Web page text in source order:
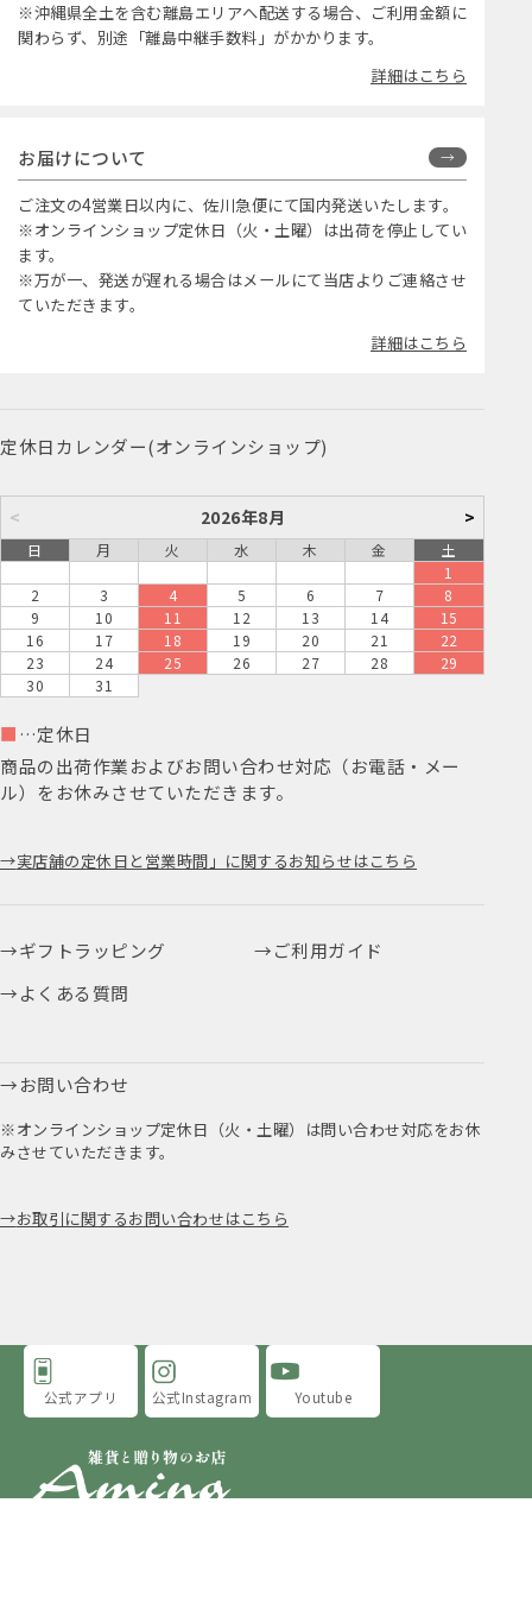
※沖縄県全土を含む離島エリアへ配送する場合、ご利用金額に
関わらず、別途「離島中継手数料」がかかります。
詳細はこちら
お届けについて
ご注文の4営業日以内に、佐川急便にて国内発送いたします。
※オンラインショップ定休日（火・土曜）は出荷を停止してい
ます。
※万が一、発送が遅れる場合はメールにて当店よりご連絡させ
ていただきます。
詳細はこちら
定休日カレンダー(オンラインショップ)
< 2026年8月 >
日 月 火 水 木 金
土
1
2
3 4 5 6 7
8
9
10 11 12 13 14
15
16
17 18 19 20 21
22
23
24 25 26 27 28
29
30
31
■ …定休日
商品の出荷作業およびお問い合わせ対応（お電話・メー
ル）をお休みさせていただきます。
実店舗の定休日と営業時間」に関するお知らせはこちら
ギフトラッピング
ご利用ガイド
よくある質問
お問い合わせ
※オンラインショップ定休日（火・土曜）は問い合わせ対応をお休
みさせていただきます。
お取引に関するお問い合わせはこちら
公式アプリ 公式Instagram Youtube